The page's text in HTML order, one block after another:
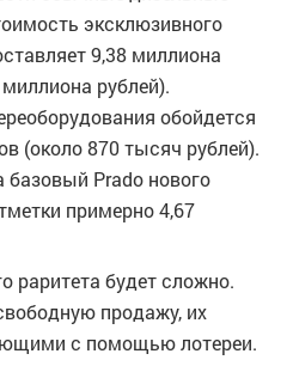
эксклюзивного
9,38 миллиона
рублей).
обойдется
(около 870 тысяч рублей).
Prado нового
примерно 4,67
раритета будет сложно.
продажу, их
с помощью лотереи.